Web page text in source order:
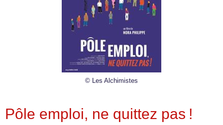
© Les Alchimistes
Pôle emploi, ne quittez pas !